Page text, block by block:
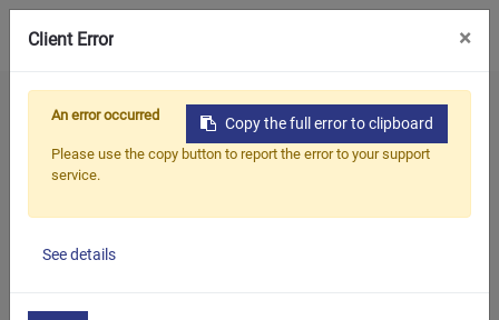
ホーム 製品
モバイルコンピューティングカート
モバイルラップトップカート
Client Error ×
Copy the full error to clipboard
An error occurred
Please use the copy button to report the error to your support
service.
See details